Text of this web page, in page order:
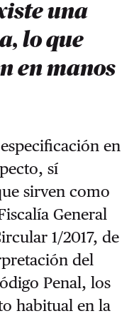
una
lo que
en manos
en
sí
sirven como
General
1/2017, de
del
Penal, los
habitual en la